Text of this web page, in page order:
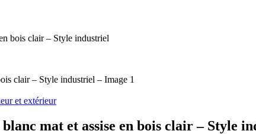
bois clair – Style industriel
et extérieur
mat et assise en bois clair – Style